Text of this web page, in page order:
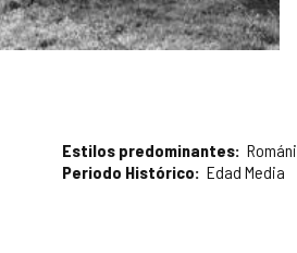
Estilos predominantes
Periodo Histórico
Edad Media